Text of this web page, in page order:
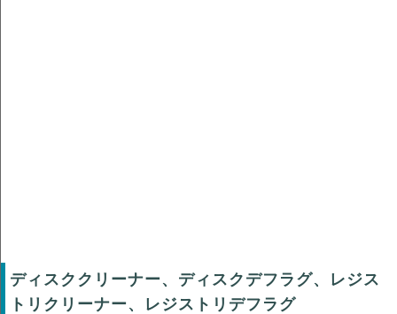
ディスククリーナー、ディスクデフラグ、レジス
トリクリーナー、レジストリデフラグ